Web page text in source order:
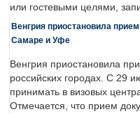
или гостевыми целями,
Венгрия приостановила
Самаре и Уфе
Венгрия приостановила
российских городах. С 29
принимать в визовых
Отмечается, что прием